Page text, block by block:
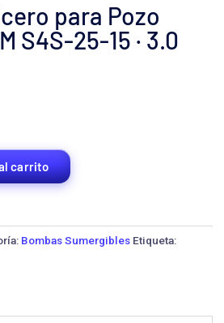
para Pozo
S4S-25-15 · 3.0
carrito
Bombas Sumergibles Etiqueta: